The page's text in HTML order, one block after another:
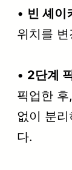
• 빈 셰이
위치를
• 2단계
픽업한
없이 분
다.